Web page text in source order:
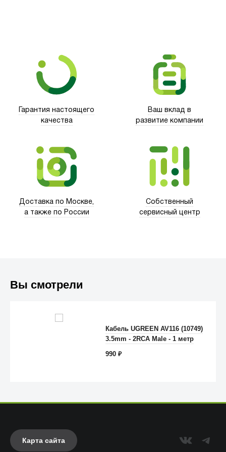
Гарантия настоящего
качества
Ваш вклад в
развитие компании
Доставка по Москве,
а также по России
Собственный
сервисный центр
Вы смотрели
Кабель UGREEN AV116 (10749)
3.5mm - 2RCA Male - 1 метр
990₽
Карта сайта